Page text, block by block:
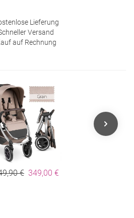
Lieferung
Versand
auf Rechnung
€ 349,00 €